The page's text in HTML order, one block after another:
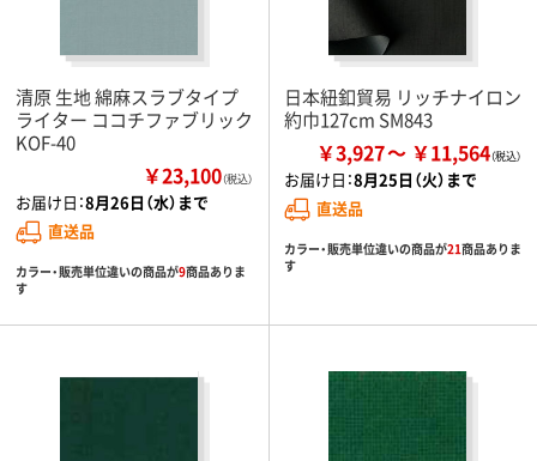
清原 生地 綿麻スラブタイプ
ライター ココチファブリック
KOF-40
￥23,100（税込）
お届け日：8月26日（水）まで
直送品
カラー・販売単位違いの商品が9商品ありま
す
日本紐釦貿易 リッチナイロン
約巾127cm SM843
￥3,927 ￥11,564
お届け日：8月25日（火）まで
直送品
カラー・販売単位違いの商品が21商品ありま
す